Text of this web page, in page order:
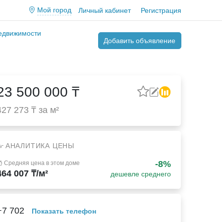
Мой город Личный кабинет Регистрация
Добавить объявление
500 000 ₸
273 ₸ за м²
АНАЛИТИКА ЦЕНЫ
Средняя цена в этом доме
007 ₸/м²
-8%
дешевле среднего
702 Показать телефон